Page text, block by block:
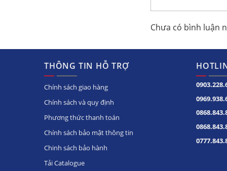
Lòng tủ làm
tĩnh điện
Lòng tủ được làm
bằng coil nhôm
sơn tĩnh điện dẫn
nhiệt nhanh, làm
lạnh tốt, độ bền
cao, chịu lực tốt.
Chưa có bình luận
THÔNG TIN HỖ TRỢ
Chính sách giao hàng
Chính sách và quy định
Phương thức thanh toán
Chính sách bảo mật thông tin
Chinh sách bảo hành
Tải Catalogue